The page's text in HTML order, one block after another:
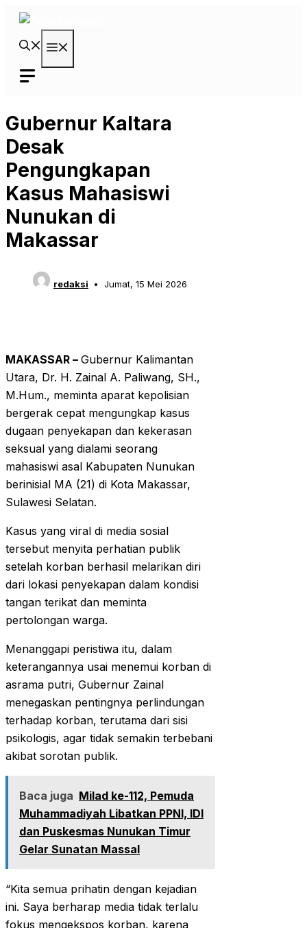
Langsung
Gubernur Kaltara
Desak
Pengungkapan
Kasus Mahasiswi
Nunukan di
Makassar
redaksi Jumat, 15 Mei 2026
MAKASSAR – Gubernur Kalimantan
Utara, Dr. H. Zainal A. Paliwang, SH.,
M.Hum., meminta aparat kepolisian
bergerak cepat mengungkap kasus
dugaan penyekapan dan kekerasan
seksual yang dialami seorang
mahasiswi asal Kabupaten Nunukan
berinisial MA (21) di Kota Makassar,
Sulawesi Selatan.
Kasus yang viral di media sosial
tersebut menyita perhatian publik
setelah korban berhasil melarikan diri
dari lokasi penyekapan dalam kondisi
tangan terikat dan meminta
pertolongan warga.
Menanggapi peristiwa itu, dalam
keterangannya usai menemui korban di
asrama putri, Gubernur Zainal
menegaskan pentingnya perlindungan
terhadap korban, terutama dari sisi
psikologis, agar tidak semakin terbebani
akibat sorotan publik.
Baca juga Milad ke-112, Pemuda
Muhammadiyah Libatkan PPNI, IDI
dan Puskesmas Nunukan Timur
Gelar Sunatan Massal
“Kita semua prihatin dengan kejadian
ini. Saya berharap media tidak terlalu
fokus mengekspos korban, karena